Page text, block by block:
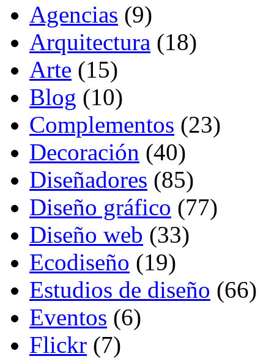
Agencias (9)
Arquitectura (18)
Arte (15)
Blog (10)
Complementos (23)
Decoración (40)
Diseñadores (85)
Diseño gráfico (77)
Diseño web (33)
Ecodiseño (19)
Estudios de diseño (66)
Eventos (6)
Flickr (7)